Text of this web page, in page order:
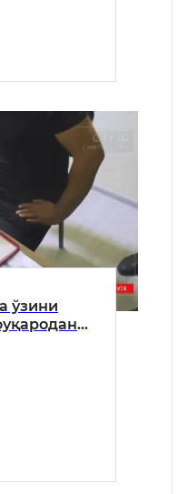
ўзини